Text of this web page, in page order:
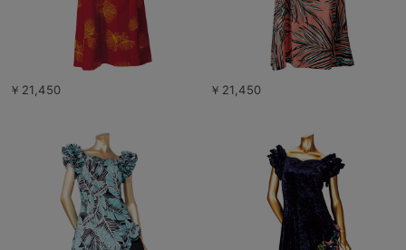
￥21,450 ￥21,450